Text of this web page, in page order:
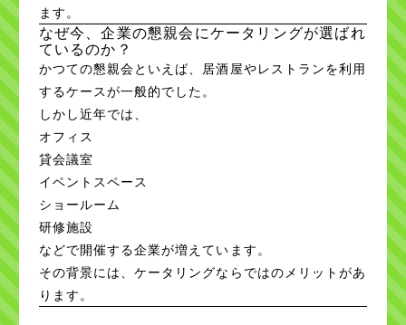
ます。
なぜ今、企業の懇親会にケータリングが選ばれ
ているのか？
かつての懇親会といえば、居酒屋やレストランを利用
するケースが一般的でした。
しかし近年では、
オフィス
貸会議室
イベントスペース
ショールーム
研修施設
などで開催する企業が増えています。
その背景には、ケータリングならではのメリットがあ
ります。